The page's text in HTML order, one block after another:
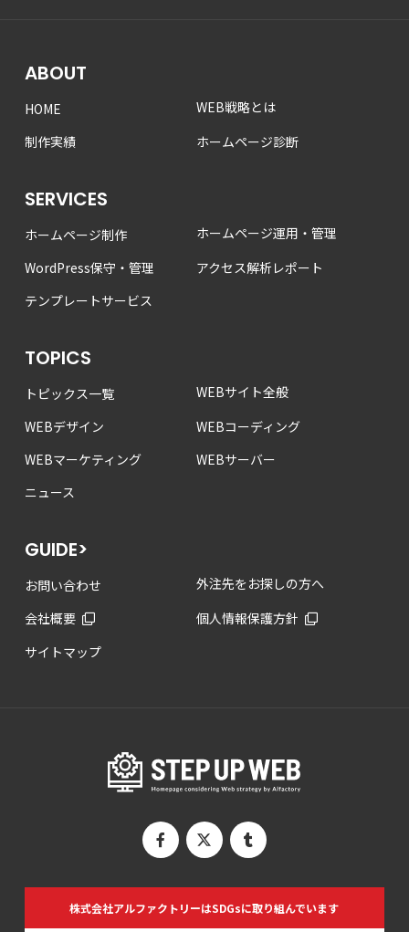
ABOUT
HOME
WEB戦略とは
制作実績
ホームページ診断
SERVICES
ホームページ制作
ホームページ運用・管理
WordPress保守・管理
アクセス解析レポート
テンプレートサービス
TOPICS
トピックス一覧
WEBサイト全般
WEBデザイン
WEBコーディング
WEBマーケティング
WEBサーバー
ニュース
GUIDE>
お問い合わせ
外注先をお探しの方へ
会社概要
個人情報保護方針
サイトマップ
株式会社アルファクトリーはSDGsに取り組んでいます